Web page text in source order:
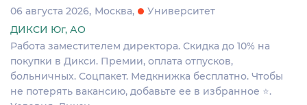
06 августа 2026 Москва
Университет
ДИКСИ Юг, АО
Работа заместителем директора. Скидка до 10% на
покупки в Дикси. Премии, оплата отпусков,
больничных. Соцпакет. Медкнижка бесплатно. Чтобы
не потерять вакансию, добавьте ее в избранное ⭐.